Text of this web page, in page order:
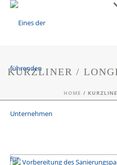
KURZLINER /
HOME /